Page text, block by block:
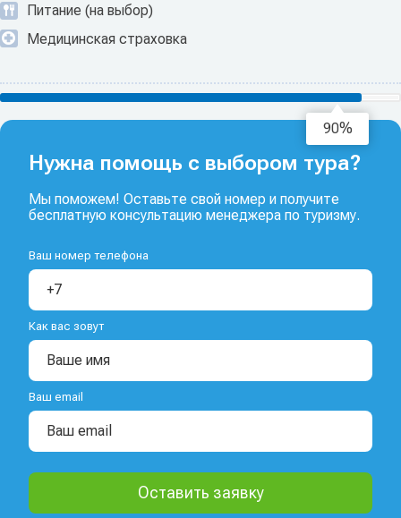
Питание (на выбор)
Медицинская страховка
92%
Нужна помощь с выбором тура?
Мы поможем! Оставьте свой номер и получите
бесплатную консультацию менеджера по туризму.
Ваш номер телефона
Как вас зовут
Ваш email